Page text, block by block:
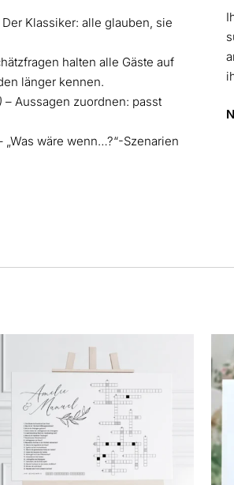
Der Klassiker: alle glauben, sie
halten alle Gäste auf
länger kennen.
– Aussagen zuordnen: passt
„Was wäre wenn…?“-Szenarien